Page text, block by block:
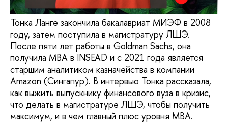
Тонка Ланге закончила бакалавриат МИЭФ в 2008
году, затем поступила в магистратуру ЛШЭ.
После пяти лет работы в Goldman Sachs, она
получила МВА в INSEAD и c 2021 года является
старшим аналитиком казначейства в компании
Amazon (Сингапур). В интервью Тонка рассказала,
как выжить выпускнику финансового вуза в кризис,
что делать в магистратуре ЛШЭ, чтобы получить
максимум, и в чем главный плюс уровня МВА.